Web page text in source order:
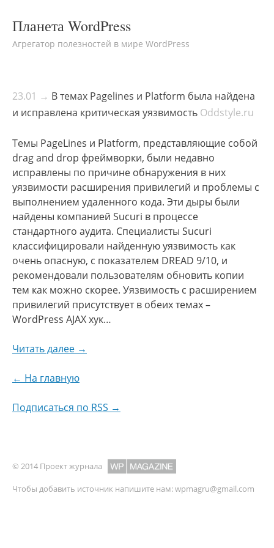
Планета WordPress
Агрегатор полезностей в мире WordPress
23.01 → В темах Pagelines и Platform была найдена
и исправлена критическая уязвимость Oddstyle.ru
Темы PageLines и Platform, представляющие собой
drag and drop фреймворки, были недавно
исправлены по причине обнаружения в них
уязвимости расширения привилегий и проблемы с
выполнением удаленного кода. Эти дыры были
найдены компанией Sucuri в процессе
стандартного аудита. Специалисты Sucuri
классифицировали найденную уязвимость как
очень опасную, с показателем DREAD 9/10, и
рекомендовали пользователям обновить копии
тем как можно скорее. Уязвимость с расширением
привилегий присутствует в обеих темах –
WordPress AJAX хук…
Читать далее →
← На главную
Подписаться по RSS →
© 2014 Проект журнала
Чтобы добавить источник напишите нам:wpmagru@gmail.com